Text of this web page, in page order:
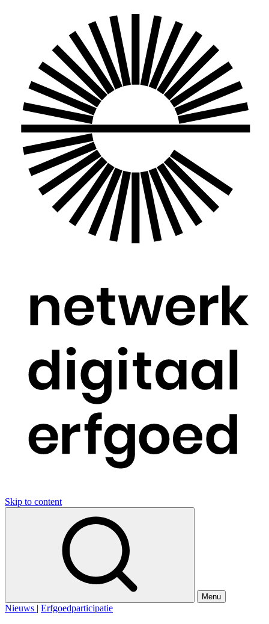
Skip to content
Menu
Nieuws | Erfgoedparticipatie